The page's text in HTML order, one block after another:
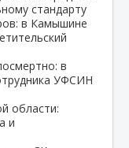
стандарту
в Камышине
в
УФСИН
области:
и